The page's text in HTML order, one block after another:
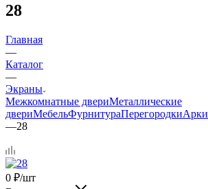
28
Главная
—
Каталог
—
Экраны
Межкомнатные двериМеталлические
двериМебельФурнитураПерегородкиАрки
—28
0 ₽/шт